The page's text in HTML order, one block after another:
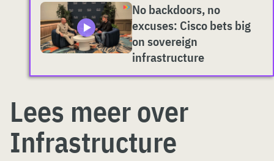
No backdoors, no
excuses: Cisco bets big
on sovereign
infrastructure
Lees meer over
Infrastructure